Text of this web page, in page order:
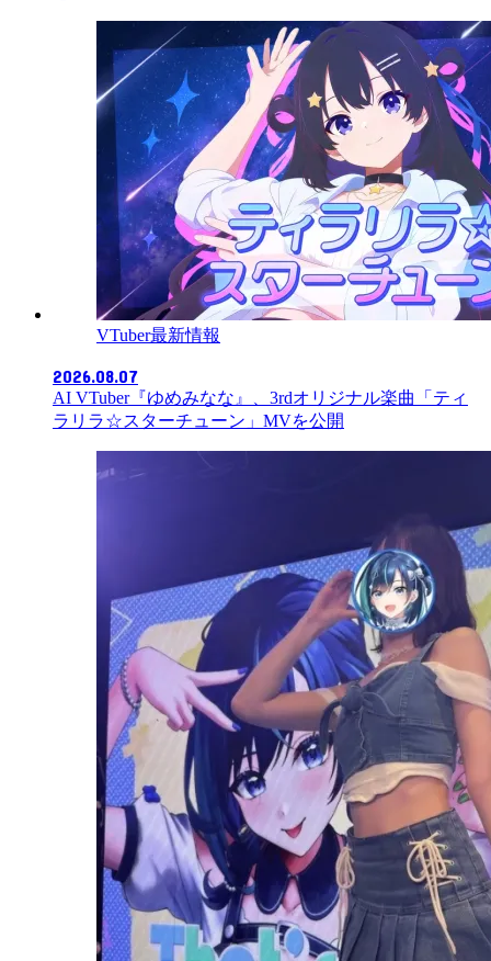
VTuber最新情報
2026.08.07
AI VTuber『ゆめみなな』、3rdオリジナル楽曲「ティ
ラリラ☆スターチューン」MVを公開